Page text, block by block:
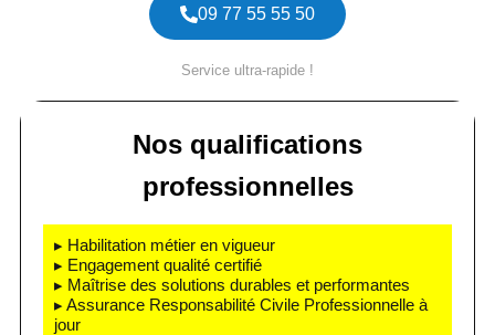
09 77 55 55 50
Service ultra-rapide !
Nos qualifications
professionnelles
▸ Habilitation métier en vigueur
▸ Engagement qualité certifié
▸ Maîtrise des solutions durables et performantes
▸ Assurance Responsabilité Civile Professionnelle à
jour